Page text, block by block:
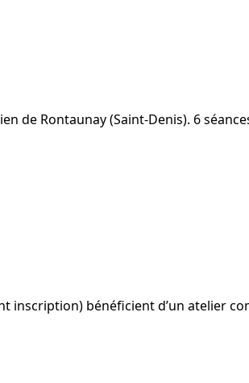
de Rontaunay (Saint-Denis). 6
inscription) bénéficient d’un atelier